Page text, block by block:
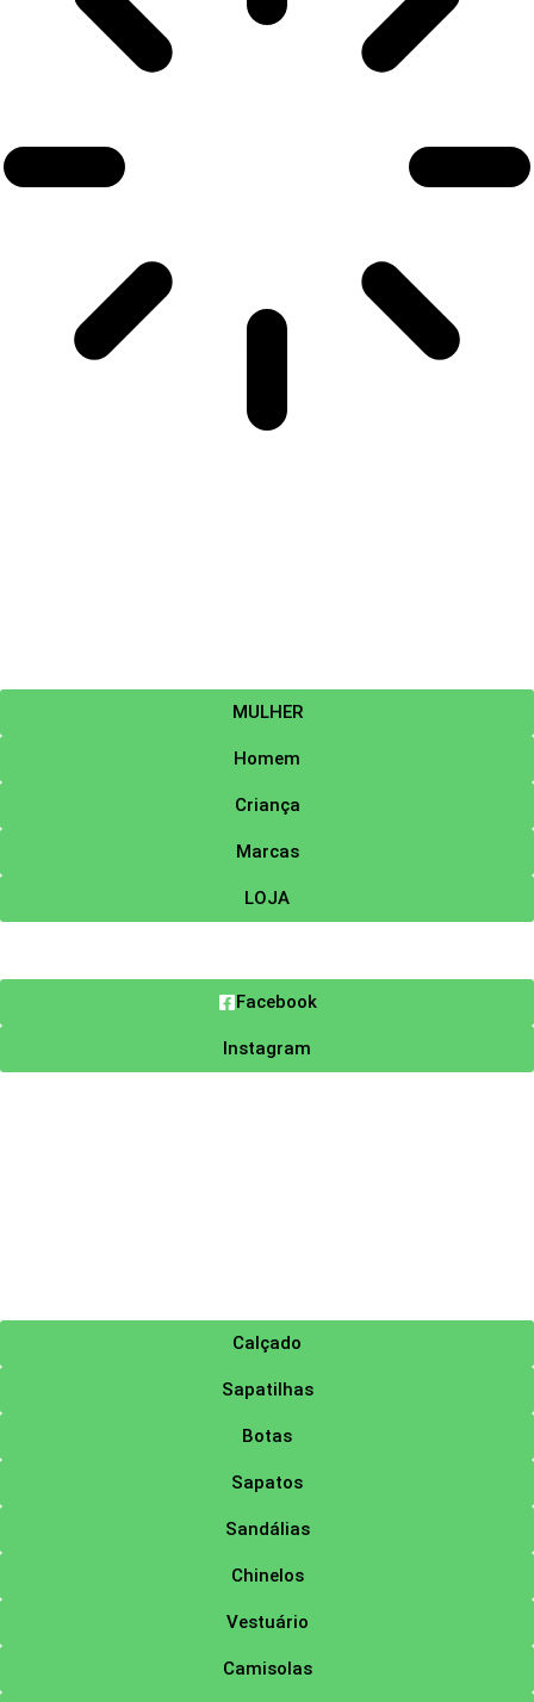
MULHER
Homem
Criança
Marcas
LOJA
Facebook
Instagram
Calçado
Sapatilhas
Botas
Sapatos
Sandálias
Chinelos
Vestuário
Camisolas